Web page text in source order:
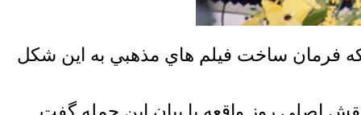
فرمان ساخت فيلم هاي مذهبي به اين شكل